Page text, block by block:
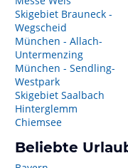
Skigebiet Brauneck -
Wegscheid
München - Allach-
Untermenzing
München - Sendling-
Westpark
Skigebiet Saalbach
Hinterglemm
Chiemsee
Beliebte